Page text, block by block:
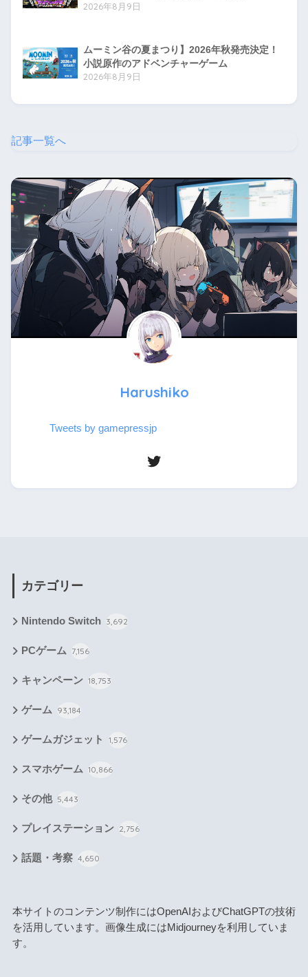
2026年8月9日
ムーミン谷の夏まつり】2026年秋発売決定！
小説原作のアドベンチャーゲーム
2026年8月9日
記事一覧へ
Harushiko
Tweets by gamepressjp
カテゴリー
Nintendo Switch 3,692
PCゲーム 7,156
キャンペーン 18,753
ゲーム 93,184
ゲームガジェット 1,576
スマホゲーム 10,866
その他 5,443
プレイステーション 2,756
話題・考察 4,650
本サイトのコンテンツ制作にはOpenAIおよびChatGPTの技術
を活用しています。画像生成にはMidjourneyを利用していま
す。